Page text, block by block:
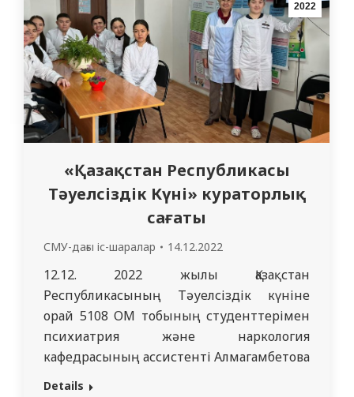
2022
«Қазақстан Республикасы
Тәуелсіздік Күні» кураторлық
сағаты
СМУ-дағы іс-шаралар 14.12.2022
12.12. 2022 жылы Қазақстан
Республикасының Тәуелсіздік күніне
орай 5108 ОМ тобының студенттерімен
психиатрия және наркология
кафедрасының ассистенті Алмагамбетова
А.А. жетекшілігімен іс-шара өткізілді.
Details